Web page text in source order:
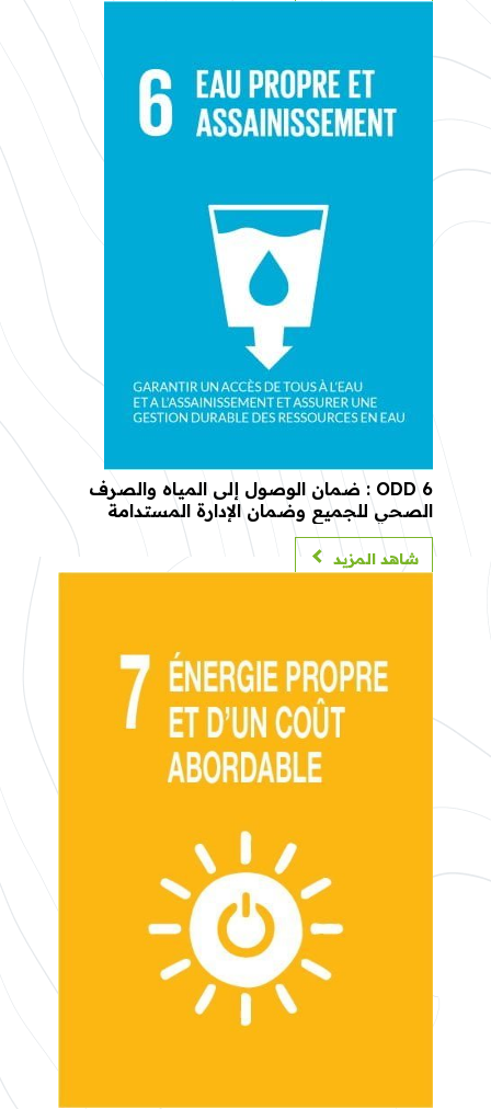
ODD 6 : ضمان الوصول إلى المياه والصرف
الصحي للجميع وضمان الإدارة المستدامة
لموارد المياه.
شاهد المزيد